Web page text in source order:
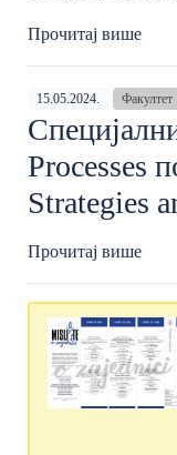
Прочитај више
15.05.2024. Факултет
Processes
Strategies
Прочитај више